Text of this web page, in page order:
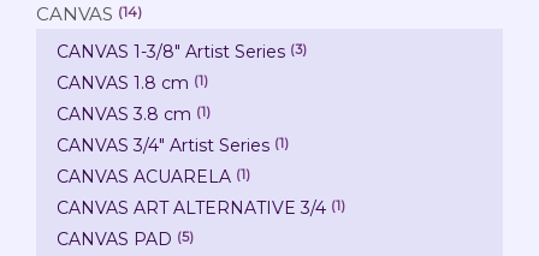
CANVAS (14)
CANVAS 1-3/8" Artist Series (3)
CANVAS 1.8 cm (1)
CANVAS 3.8 cm (1)
CANVAS 3/4" Artist Series (1)
CANVAS ACUARELA (1)
CANVAS ART ALTERNATIVE 3/4 (1)
CANVAS PAD (5)